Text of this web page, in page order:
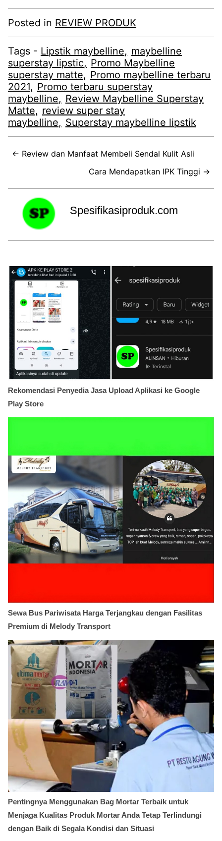
Posted in REVIEW PRODUK
Tags - Lipstik maybelline
maybelline
superstay lipstic
Promo Maybelline
superstay matte
Promo maybelline terbaru
2021
Promo terbaru superstay
maybelline
Review Maybelline Superstay
Matte
review super stay
maybelline
Superstay maybelline lipstik
← Review dan Manfaat Membeli Sendal Kulit Asli
Cara Mendapatkan IPK Tinggi →
Spesifikasiproduk.com
Rekomendasi Penyedia Jasa Upload Aplikasi ke Google
Play Store
Sewa Bus Pariwisata Harga Terjangkau dengan Fasilitas
Premium di Melody Transport
Pentingnya Menggunakan Bag Mortar Terbaik untuk
Menjaga Kualitas Produk Mortar Anda Tetap Terlindungi
dengan Baik di Segala Kondisi dan Situasi